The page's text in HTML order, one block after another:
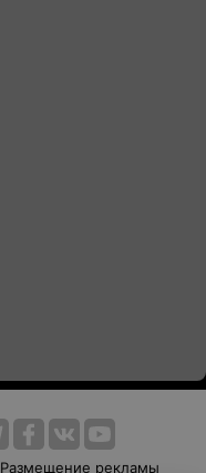
Размещение рекламы